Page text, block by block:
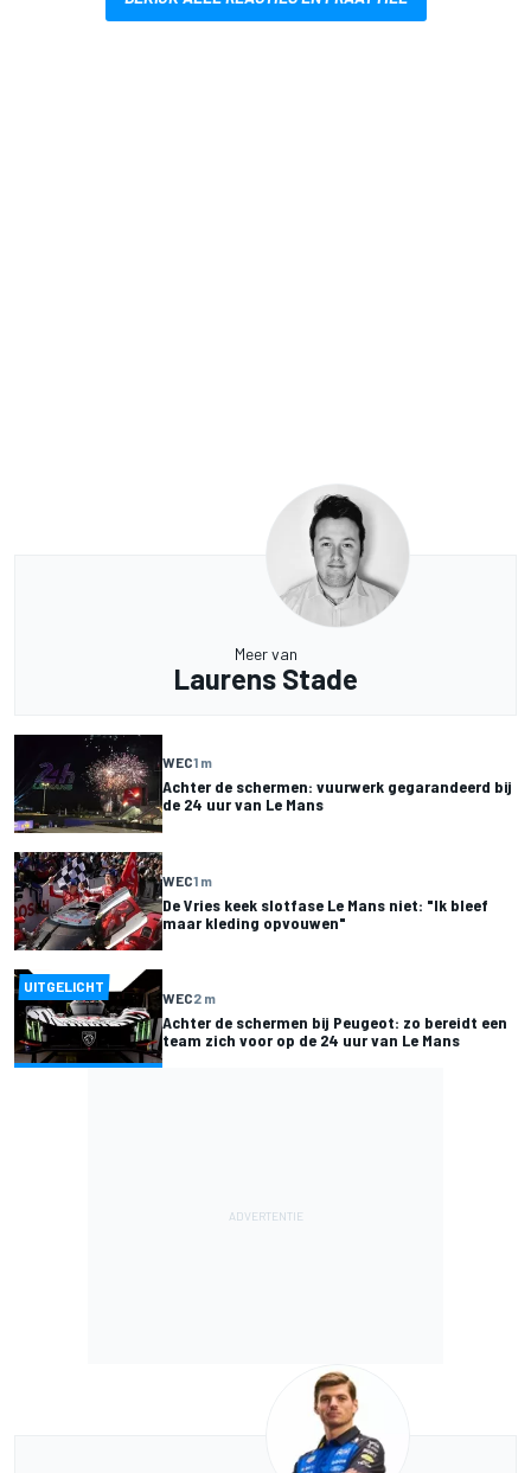
Meer van
Laurens Stade
WEC1 m
Achter de schermen: vuurwerk gegarandeerd bij
de 24 uur van Le Mans
WEC1 m
De Vries keek slotfase Le Mans niet: "Ik bleef
maar kleding opvouwen"
UITGELICHT
WEC2 m
Achter de schermen bij Peugeot: zo bereidt een
team zich voor op de 24 uur van Le Mans